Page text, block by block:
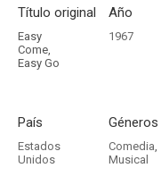
Título original
Easy
Come,
Easy Go
Año
1967
País
Estados
Unidos
Géneros
Comedia,
Musical